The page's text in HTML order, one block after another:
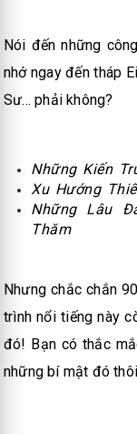
Nói đến những
nhớ ngay đến tháp
Sư... phải không?
Những Kiến
Xu Hướng
Những Lâu
Thăm
Nhưng chắc chắn
trình nổi tiếng này
đó! Bạn có thắc
những bí mật đó